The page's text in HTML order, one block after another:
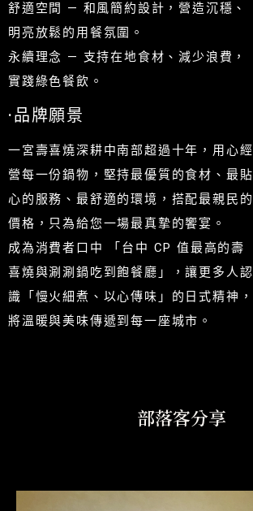
舒適空間 — 和風簡約設計，營造沉穩、
明亮放鬆的用餐氛圍。
永續理念 — 支持在地食材、減少浪費，
實踐綠色餐飲。
·品牌願景
一宮壽喜燒深耕中南部超過十年，用心經
營每一份鍋物，堅持最優質的食材、最貼
心的服務、最舒適的環境，搭配最親民的
價格，只為給您一場最真摯的饗宴。
成為消費者口中 「台中 CP 值最高的壽
喜燒與涮涮鍋吃到飽餐廳」，讓更多人認
識「慢火細煮、以心傳味」的日式精神，
將溫暖與美味傳遞到每一座城市。
部落客分享